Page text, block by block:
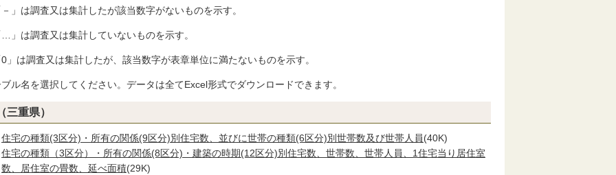
」は調査又は集計したが該当数字がないものを示す。
」は調査又は集計していないものを示す。
」は調査又は集計したが、該当数字が表章単位に満たないものを示す。
ル名を選択してください。データは全てExcel形式でダウンロードできます。
三重県）
住宅の種類(3区分)・所有の関係(9区分)別住宅数、並びに世帯の種類(6区分)別世帯数及び世帯人員(40K)
住宅の種類（3区分）・所有の関係(8区分)・建築の時期(12区分)別住宅数、世帯数、世帯人員、1住宅当り居住室
数、居住室の畳数、延べ面積(29K)